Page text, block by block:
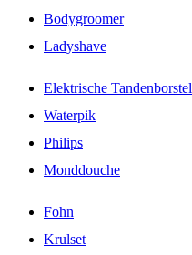
Bodygroomer
Ladyshave
Elektrische Tandenborstel
Waterpik
Philips
Monddouche
Fohn
Krulset